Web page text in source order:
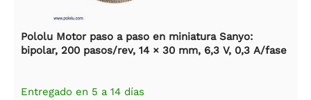
Pololu Motor paso a paso en miniatura Sanyo:
bipolar, 200 pasos/rev, 14 × 30 mm, 6,3 V, 0,3 A/fase
Entregado en 5 a 14 días